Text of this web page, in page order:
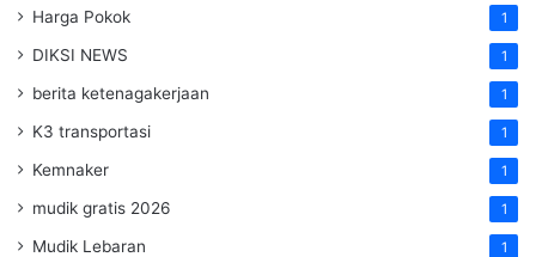
Harga Pokok 1
DIKSI NEWS 1
berita ketenagakerjaan 1
K3 transportasi 1
Kemnaker 1
mudik gratis 2026 1
Mudik Lebaran 1